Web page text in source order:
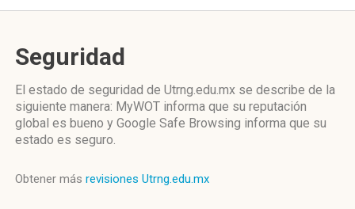
Seguridad
El estado de seguridad de Utrng.edu.mx se describe de la
siguiente manera: MyWOT informa que su reputación
global es bueno y Google Safe Browsing informa que su
estado es seguro.
Obtener más revisiones Utrng.edu.mx